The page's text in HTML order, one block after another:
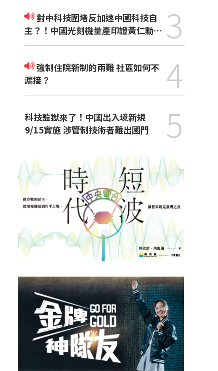
對中科技圍堵反加速中國科技自
主？！中國光刻機量產印證黃仁勳觀
點
3
強制住院新制的兩難 社區如何不
漏接？
4
科技監獄來了！中國出入境新規
9/15實施 涉管制技術者難出國門
5